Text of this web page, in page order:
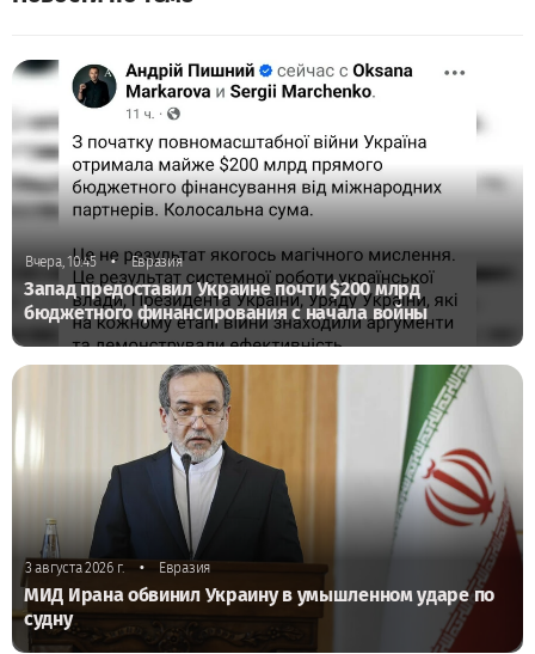
Вчера, 10:45 • Евразия
Запад предоставил Украине почти $200 млрд
бюджетного финансирования с начала войны
3 августа 2026 г. • Евразия
МИД Ирана обвинил Украину в умышленном ударе по
судну